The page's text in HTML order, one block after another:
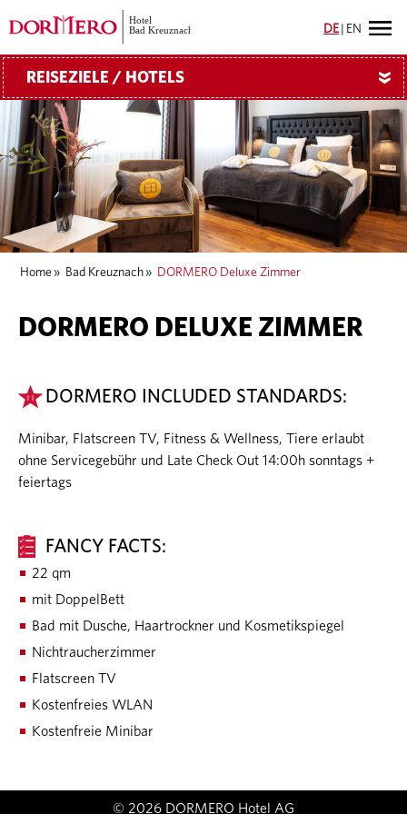
DE EN
REISEZIELE / HOTELS »
Home » Bad Kreuznach » DORMERO Deluxe Zimmer
DORMERO DELUXE ZIMMER
DORMERO INCLUDED STANDARDS:
Minibar, Flatscreen TV, Fitness & Wellness, Tiere erlaubt
ohne Servicegebühr und Late Check Out 14:00h sonntags +
feiertags
FANCY FACTS:
22 qm
mit DoppelBett
Bad mit Dusche, Haartrockner und Kosmetikspiegel
Nichtraucherzimmer
Flatscreen TV
Kostenfreies WLAN
Kostenfreie Minibar
© 2026 DORMERO Hotel AG